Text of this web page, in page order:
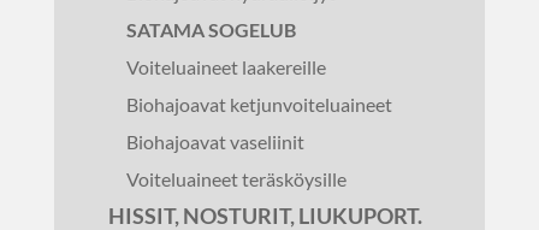
SATAMA SOGELUB
Voiteluaineet laakereille
Biohajoavat ketjunvoiteluaineet
Biohajoavat vaseliinit
Voiteluaineet teräsköysille
HISSIT, NOSTURIT, LIUKUPORT.